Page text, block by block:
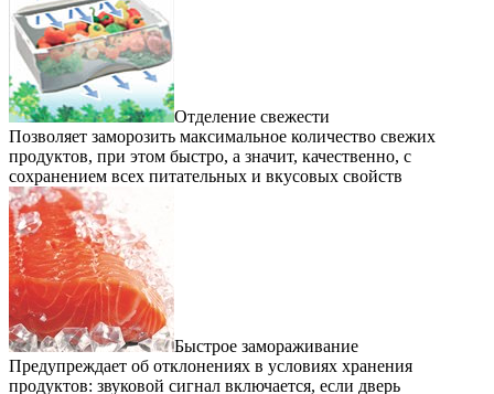
Отделение свежести
Позволяет заморозить максимальное количество свежих
продуктов, при этом быстро, а значит, качественно, с
сохранением всех питательных и вкусовых свойств
Быстрое замораживание
Предупреждает об отклонениях в условиях хранения
продуктов: звуковой сигнал включается, если дверь